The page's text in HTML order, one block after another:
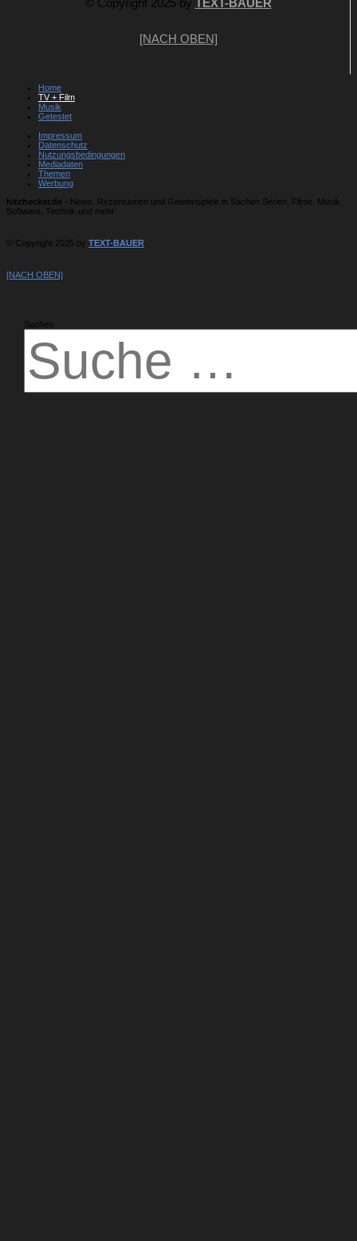
© Copyright 2025 by TEXT-BAUER
[NACH OBEN]
Home
TV + Film
Musik
Getestet
Impressum
Datenschutz
Nutzungsbedingungen
Mediadaten
Themen
Werbung
hitchecker.de - News, Rezensionen und Gewinnspiele in Sachen Serien, Filme, Musik,
Software, Technik und mehr
© Copyright 2025 by TEXT-BAUER
[NACH OBEN]
Suchen